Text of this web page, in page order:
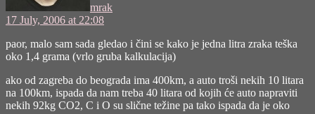
mrak
17 July, 2006 at 22:08
paor, malo sam sada gledao i čini se kako je jedna litra zraka teška
oko 1,4 grama (vrlo gruba kalkulacija)
ako od zagreba do beograda ima 400km, a auto troši nekih 10 litara
na 100km, ispada da nam treba 40 litara od kojih će auto napraviti
nekih 92kg CO2, C i O su slične težine pa tako ispada da je oko